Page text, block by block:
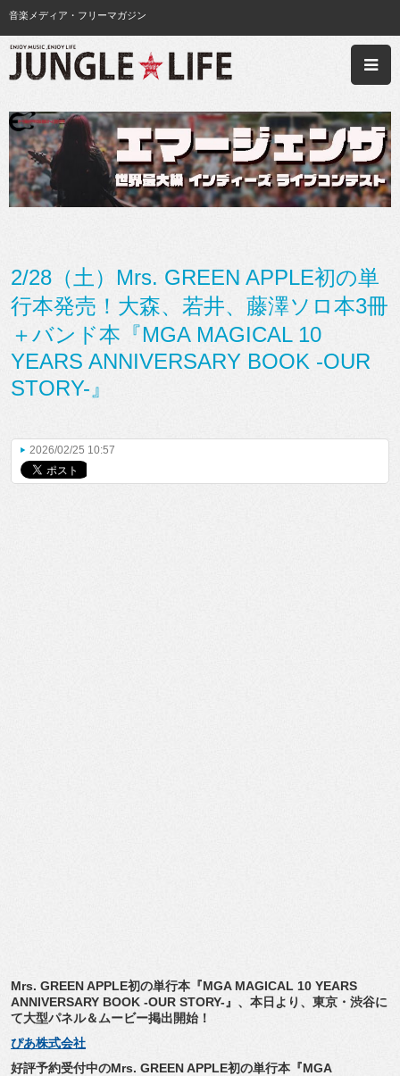
音楽メディア・フリーマガジン
2/28（土）Mrs. GREEN APPLE初の単
行本発売！大森、若井、藤澤ソロ本3冊
＋バンド本『MGA MAGICAL 10
YEARS ANNIVERSARY BOOK -OUR
STORY-』
2026/02/25 10:57
Mrs. GREEN APPLE初の単行本『MGA MAGICAL 10 YEARS
ANNIVERSARY BOOK -OUR STORY-』、本日より、東京・渋谷に
て大型パネル＆ムービー掲出開始！
ぴあ株式会社
好評予約受付中のMrs. GREEN APPLE初の単行本『MGA